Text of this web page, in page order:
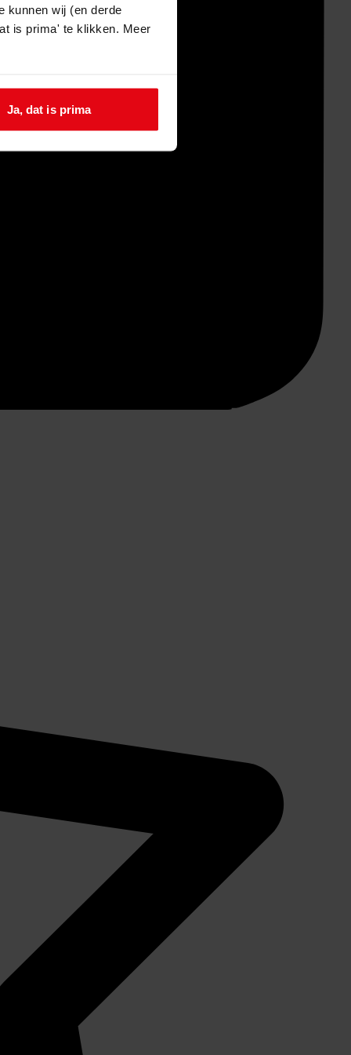
kunnen wij (en derde
is prima' te klikken. Meer
Ja, dat is prima